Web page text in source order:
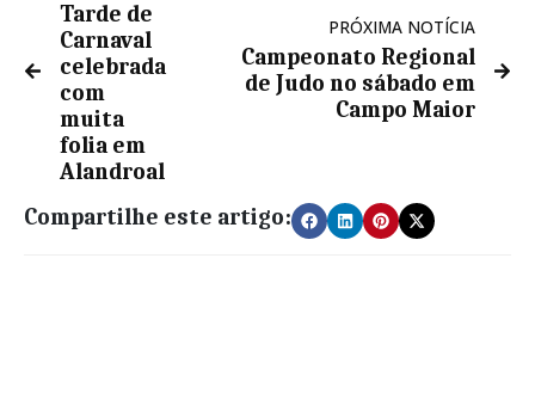
Tarde de
Carnaval
celebrada
com
muita
folia em
Alandroal
PRÓXIMA NOTÍCIA
Campeonato Regional
de Judo no sábado em
Campo Maior
Compartilhe este artigo: